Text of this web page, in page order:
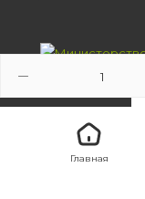
Главная